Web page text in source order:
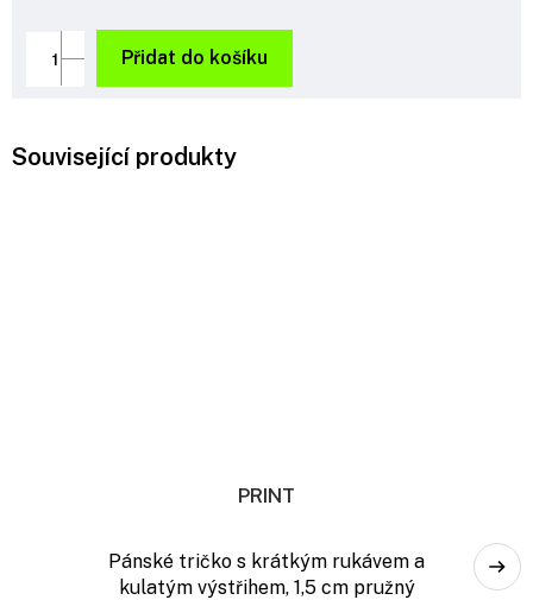
cena:
Přidat do košíku
Související produkty
PRINT
Pánské tričko s krátkým rukávem a
kulatým výstřihem, 1,5 cm pružný